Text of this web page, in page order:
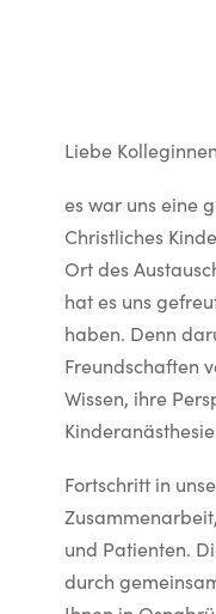
Liebe
es war uns eine
Christliches
Ort des
hat es uns
haben. Denn
Freundschaften
Wissen, ihre
Fortschritt in
und Patienten.
durch